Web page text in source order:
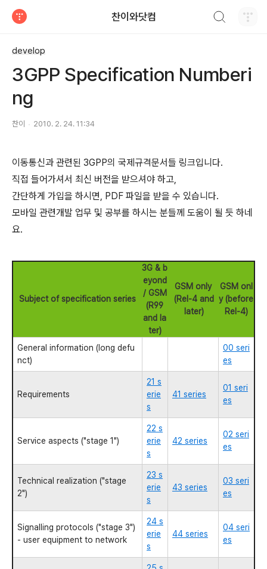
찬이와닷컴
develop
3GPP Specification Numberi
ng
찬이 2010. 2. 24. 11:34
이동통신과 관련된 3GPP의 국제규격문서들 링크입니다.
직접 들어가셔서 최신 버전을 받으셔야 하고,
간단하게 가입을 하시면, PDF 파일을 받을 수 있습니다.
모바일 관련개발 업무 및 공부를 하시는 분들께 도움이 될 듯 하네
요.
Subject of specification series
3G & b
eyond
/ GSM
(R99
and la
ter)
GSM only
(Rel-4 and
later)
GSM onl
y (before
Rel-4)
General information (long defu
nct)
00 seri
es
Requirements
21 s
erie
s
41 series
01 seri
es
Service aspects ("stage 1")
22 s
erie
s
42 series
02 seri
es
Technical realization ("stage
2")
23 s
erie
s
43 series
03 seri
es
Signalling protocols ("stage 3")
- user equipment to network
24 s
erie
s
44 series
04 seri
es